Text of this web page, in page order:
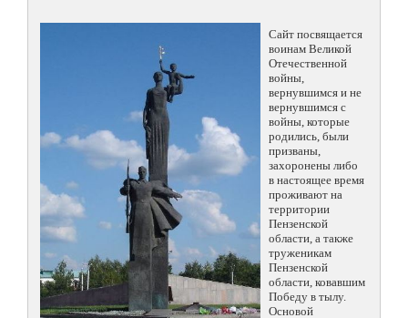
Сайт посвящается
воинам Великой
Отечественной
войны,
вернувшимся и не
вернувшимся с
войны, которые
родились, были
призваны,
захоронены либо
в настоящее время
проживают на
территории
Пензенской
области, а также
труженикам
Пензенской
области, ковавшим
Победу в тылу.
Основой